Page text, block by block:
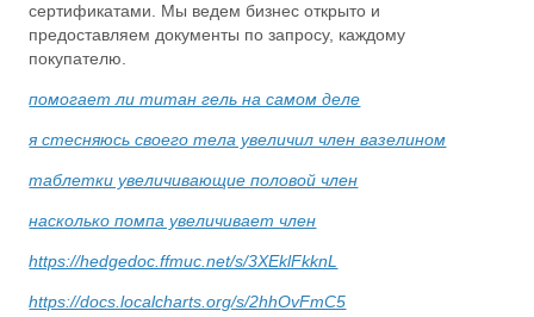
сертификатами. Мы ведем бизнес открыто и
предоставляем документы по запросу, каждому
покупателю.
помогает ли титан гель на самом деле
я стесняюсь своего тела увеличил член вазелином
таблетки увеличивающие половой член
насколько помпа увеличивает член
https://hedgedoc.ffmuc.net/s/3XEklFkknL
https://docs.localcharts.org/s/2hhOvFmC5